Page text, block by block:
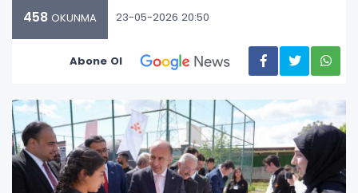
458 OKUNMA 23-05-2026 20:50
Abone Ol